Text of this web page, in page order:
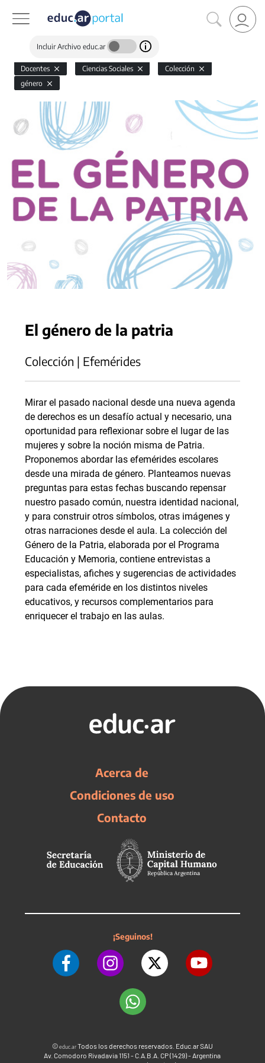
Incluir Archivo educ.ar
Docentes Ciencias Sociales
Colección
género
El género de la patria
Colección | Efemérides
Mirar el pasado nacional desde una nueva agenda
de derechos es un desafío actual y necesario, una
oportunidad para reflexionar sobre el lugar de las
mujeres y sobre la noción misma de Patria.
Proponemos abordar las efemérides escolares
desde una mirada de género. Planteamos nuevas
preguntas para estas fechas buscando repensar
nuestro pasado común, nuestra identidad nacional,
y para construir otros símbolos, otras imágenes y
otras narraciones desde el aula. La colección del
Género de la Patria, elaborada por el Programa
Educación y Memoria, contiene entrevistas a
especialistas, afiches y sugerencias de actividades
para cada efeméride en los distintos niveles
educativos, y recursos complementarios para
enriquecer el trabajo en las aulas.
Acerca de
Condiciones de uso
Contacto
¡Seguinos!
©educ.arTodos los derechos reservados. Educ.ar SAU
Av. Comodoro Rivadavia 1151 - C.A.B.A. CP (1429) - Argentina